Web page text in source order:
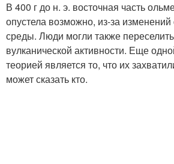
В 400 г до н. э. восточная часть
опустела возможно, из-за
среды. Люди могли также
вулканической активности. Еще
теорией является то, что их
может сказать кто.